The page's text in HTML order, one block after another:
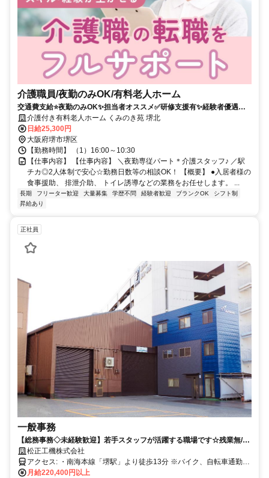
介護職員/夜勤のみOK/有料老人ホーム
交通費支給⭐️夜勤のみOK✨担当者オススメ✅️研修支援有✨経験者優遇⭕️
車通勤ＯＫ✨駅チカ
介護付き有料老人ホーム くみのき苑 堺北
日給25,300円
大阪府堺市堺区
【勤務時間】 （1）16:00～10:30
【仕事内容】 【仕事内容】 ＼夜勤専従パート＊介護スタッフ♪ ／駅
チカ◎2人体制で安心☆勤務日数等の相談OK！ 【概要】 ●入居者様の
食事援助、 排泄介助、 トイレ誘導などの業務をお任せします。 ...
長期 フリーター歓迎 大量募集 学歴不問 経験者歓迎 ブランクOK
シフト制
昇給あり
正社員
一般事務
【総務事務◇未経験歓迎】若手スタッフが活躍する職場です☆残業無/基
本土日祝休み
松正工機株式会社
アクセス: ・南海本線「堺駅」より徒歩13分 ※バイク、自転車通勤
OK
月給220,400円以上